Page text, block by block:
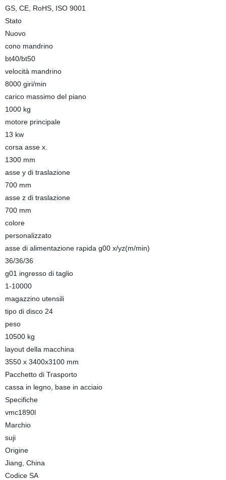
GS, CE, RoHS, ISO 9001
Stato
Nuovo
cono mandrino
bt40/bt50
velocità mandrino
8000 giri/min
carico massimo del piano
1000 kg
motore principale
13 kw
corsa asse x.
1300 mm
asse y di traslazione
700 mm
asse z di traslazione
700 mm
colore
personalizzato
asse di alimentazione rapida g00 x/yz(m/min)
36/36/36
g01 ingresso di taglio
1-10000
magazzino utensili
tipo di disco 24
peso
10500 kg
layout della macchina
3550 x 3400x3100 mm
Pacchetto di Trasporto
cassa in legno, base in acciaio
Specifiche
vmc1890l
Marchio
suji
Origine
Jiang, China
Codice SA